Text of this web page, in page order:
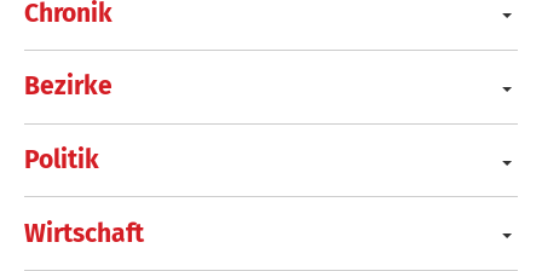
Chronik
Bezirke
Politik
Wirtschaft